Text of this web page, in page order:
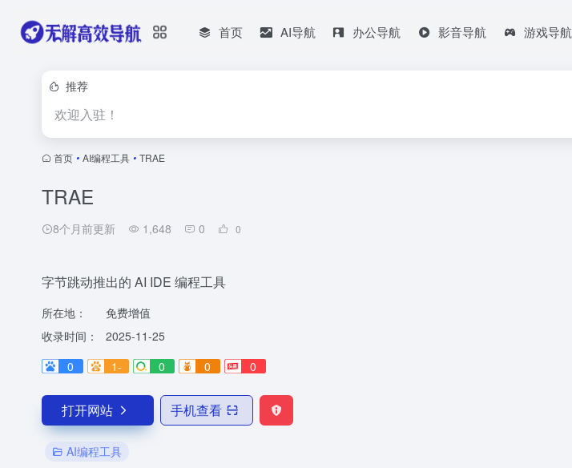
首页 AI导航 办公导航 影音导航 游戏导航
推荐
欢迎入驻！
首页 • AI编程工具 • TRAE
TRAE
8个月前更新 1,648 0 0
字节跳动推出的 AI IDE 编程工具
所在地：
免费增值
收录时间：
2025-11-25
0
1- 0 0 0
打开网站 手机查看
AI编程工具